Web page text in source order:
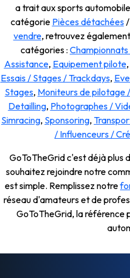
a trait aux sports
catégorie Pièces détachées/
vendre, retrouvez
catégories :
Assistance, Equipement pilote,
Essais / Stages / Trackdays,
Stages, Moniteurs de pilotage
Detailling, Photographes /
Simracing, Sponsoring,
/ Influenceurs /
GoToTheGrid c'est déjà plus
souhaitez rejoindre notre
est simple. Remplissez notre
réseau d'amateurs et de
GoToTheGrid, la référence